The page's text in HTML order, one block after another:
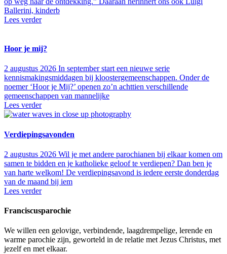
Ballerini, kinderb
Lees verder
Hoor je mij?
2 augustus 2026 In september start een nieuwe serie
kennismakingsmiddagen bij kloostergemeenschappen. Onder de
noemer ‘Hoor je Mij?’ openen zo’n achttien verschillende
gemeenschappen van mannelijke
Lees verder
Verdiepingsavonden
2 augustus 2026 Wil je met andere parochianen bij elkaar komen om
samen te bidden en je katholieke geloof te verdiepen? Dan ben je
van harte welkom! De verdiepingsavond is iedere eerste donderdag
van de maand bij iem
Lees verder
Franciscusparochie
We willen een gelovige, verbindende, laagdrempelige, lerende en
warme parochie zijn, geworteld in de relatie met Jezus Christus, met
jezelf en met elkaar.